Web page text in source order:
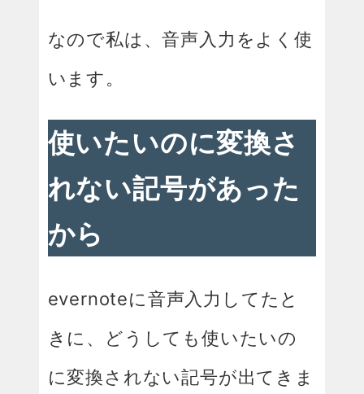
なので私は、音声入力をよく使
います。
使いたいのに変換さ
れない記号があった
から
evernoteに音声入力してたと
きに、どうしても使いたいの
に変換されない記号が出てきま